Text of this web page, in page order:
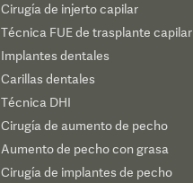
Cirugía de injerto capilar
Técnica FUE de trasplante capilar
Implantes dentales
Carillas dentales
Técnica DHI
Cirugía de aumento de pecho
Aumento de pecho con grasa
Cirugía de implantes de pecho